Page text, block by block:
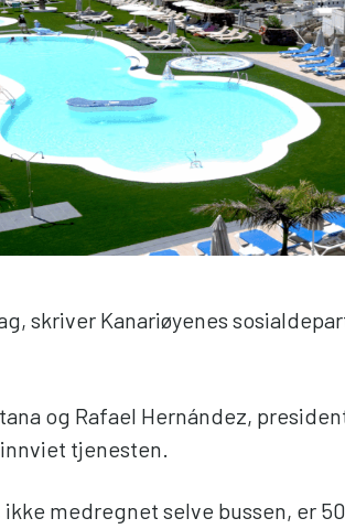
skriver Kanariøyenes
og Rafael Hernández,
tjenesten.
medregnet selve bussen, er